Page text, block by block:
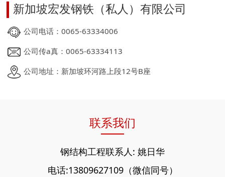
新加坡宏发钢铁（私人）有限公司
公司电话：0065-63334006
公司传a真：0065-63334113
公司地址：新加坡环河路上段12号B座
联系我们
钢结构工程联系人: 姚日华
电话:13809627109（微信同号）